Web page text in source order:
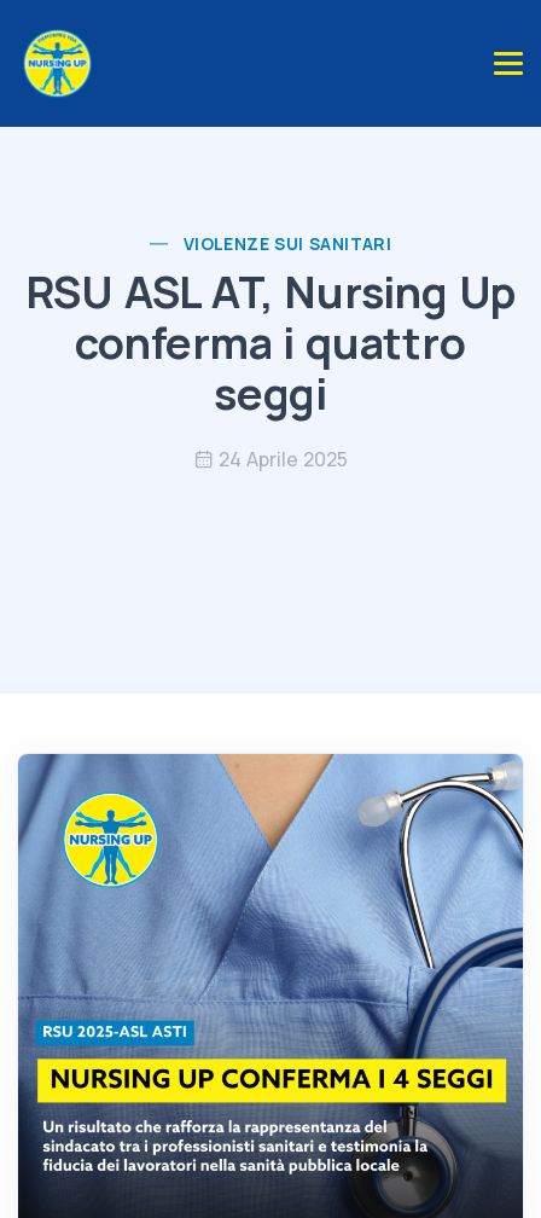
VIOLENZE SUI SANITARI
RSU ASL AT, Nursing Up
conferma i quattro
seggi
24 Aprile 2025